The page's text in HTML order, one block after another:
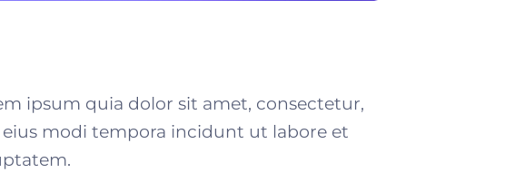
ipsum quia dolor sit amet, consectetur,
modi tempora incidunt ut labore et